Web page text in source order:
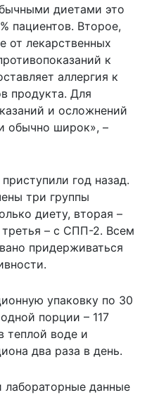
диетами это
пациентов. Второе,
от лекарственных
к
аллергия к
продукта. Для
и осложнений
обычно широк», –
год назад.
три группы
диету, вторая –
– с СПП-2. Всем
придерживаться
упаковку по 30
порции – 117
теплой воде и
два раза в день.
лабораторные данные